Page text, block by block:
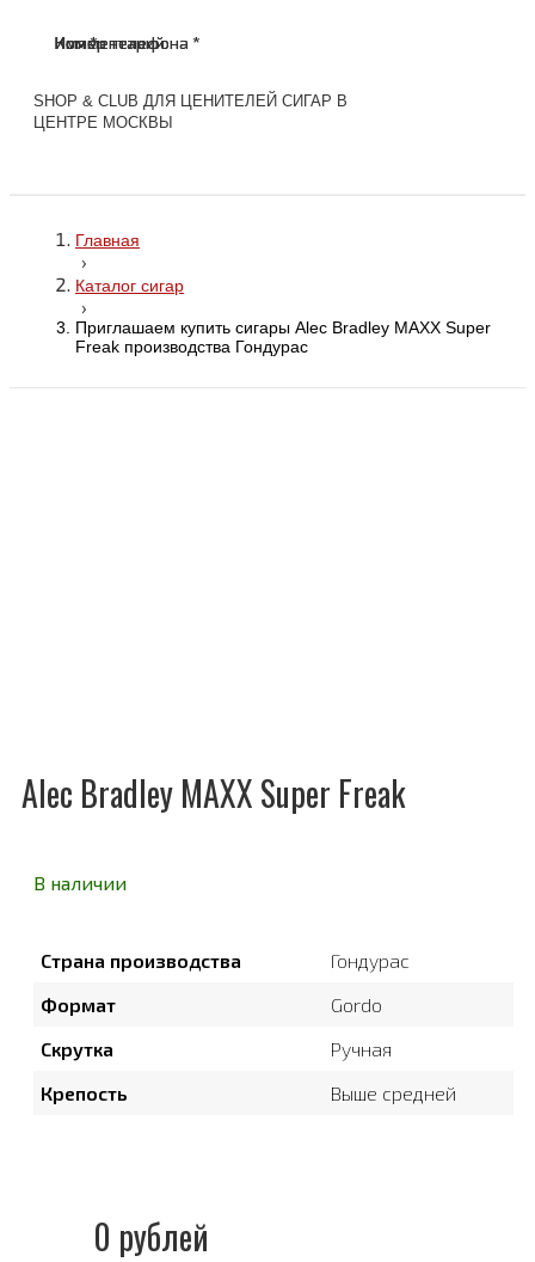
SHOP & CLUB ДЛЯ ЦЕНИТЕЛЕЙ СИГАР В
ЦЕНТРЕ МОСКВЫ
Главная
›
Каталог сигар
›
Приглашаем купить сигары Alec Bradley MAXX Super
Freak производства Гондурас
Alec Bradley MAXX Super Freak
В наличии
Страна производства
Гондурас
Формат
Gordo
Скрутка
Ручная
Крепость
Выше средней
0 рублей
Имя *
Номер телефона *
Комментарий
Имя *
Номер телефона *
Комментарий